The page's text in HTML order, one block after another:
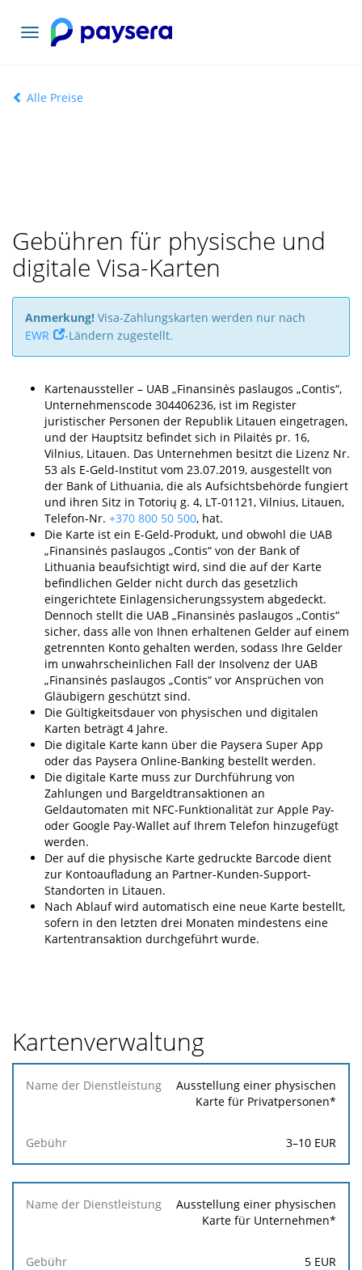
Toggle
navigation
Alle Preise
Gebühren für physische und
digitale Visa-Karten
Anmerkung! Visa-Zahlungskarten werden nur nach
EWR
-Ländern zugestellt.
Kartenaussteller – UAB „Finansinės paslaugos „Contis“,
Unternehmenscode 304406236, ist im Register
juristischer Personen der Republik Litauen eingetragen,
und der Hauptsitz befindet sich in Pilaitės pr. 16,
Vilnius, Litauen. Das Unternehmen besitzt die Lizenz Nr.
53 als E-Geld-Institut vom 23.07.2019, ausgestellt von
der Bank of Lithuania, die als Aufsichtsbehörde fungiert
und ihren Sitz in Totorių g. 4, LT-01121, Vilnius, Litauen,
Telefon-Nr. +370 800 50 500, hat.
Die Karte ist ein E-Geld-Produkt, und obwohl die UAB
„Finansinės paslaugos „Contis“ von der Bank of
Lithuania beaufsichtigt wird, sind die auf der Karte
befindlichen Gelder nicht durch das gesetzlich
eingerichtete Einlagensicherungssystem abgedeckt.
Dennoch stellt die UAB „Finansinės paslaugos „Contis“
sicher, dass alle von Ihnen erhaltenen Gelder auf einem
getrennten Konto gehalten werden, sodass Ihre Gelder
im unwahrscheinlichen Fall der Insolvenz der UAB
„Finansinės paslaugos „Contis“ vor Ansprüchen von
Gläubigern geschützt sind.
Die Gültigkeitsdauer von physischen und digitalen
Karten beträgt 4 Jahre.
Die digitale Karte kann über die Paysera Super App
oder das Paysera Online-Banking bestellt werden.
Die digitale Karte muss zur Durchführung von
Zahlungen und Bargeldtransaktionen an
Geldautomaten mit NFC-Funktionalität zur Apple Pay-
oder Google Pay-Wallet auf Ihrem Telefon hinzugefügt
werden.
Der auf die physische Karte gedruckte Barcode dient
zur Kontoaufladung an Partner-Kunden-Support-
Standorten in Litauen.
Nach Ablauf wird automatisch eine neue Karte bestellt,
sofern in den letzten drei Monaten mindestens eine
Kartentransaktion durchgeführt wurde.
Kartenverwaltung
Name der
Gebühr
Ausstellung einer physischen
Karte für Privatpersonen*
3–10 EUR
Ausstellung einer physischen
Karte für Unternehmen*
5 EUR